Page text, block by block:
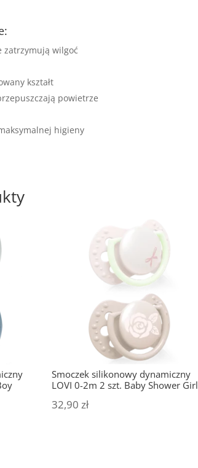
zatrzymują wilgoć
kształt
powietrze
higieny
Smoczek silikonowy dynamiczny
LOVI 0-2m 2 szt. Baby Shower Girl
32,90zł